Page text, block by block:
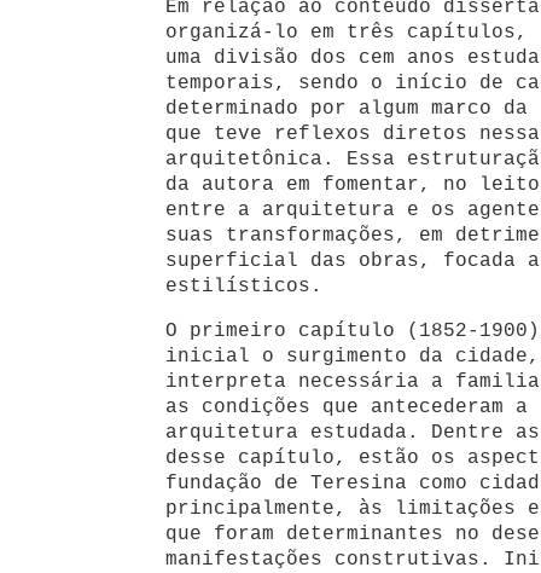
Em relação ao conteúdo
organizá-lo em três capítulos,
uma divisão dos cem anos
temporais, sendo o início de
determinado por algum marco
que teve reflexos diretos nessa
arquitetônica. Essa
da autora em fomentar, no
entre a arquitetura e os
suas transformações, em
superficial das obras, focada
estilísticos.
O primeiro capítulo (1852-1900)
inicial o surgimento da cidade,
interpreta necessária a
as condições que antecederam a
arquitetura estudada. Dentre
desse capítulo, estão os
fundação de Teresina como
principalmente, às limitações
que foram determinantes no
manifestações construtivas.